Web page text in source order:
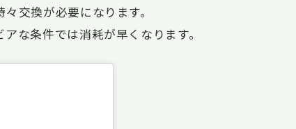
交換が必要になります。
な条件では消耗が早くなります。